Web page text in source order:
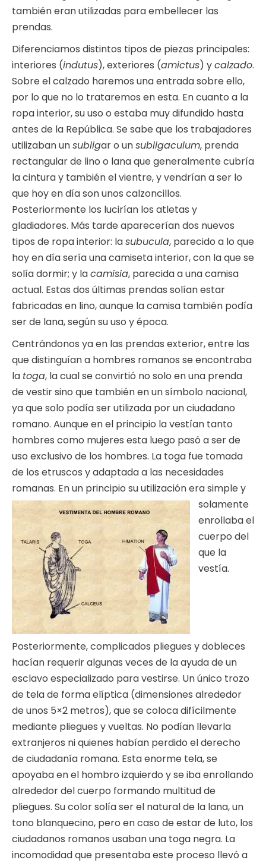
también eran utilizadas para embellecer las
prendas.
Diferenciamos distintos tipos de piezas principales:
interiores (indutus), exteriores (amictus) ycalzado.
Sobre el calzado haremos una entrada sobre ello,
por lo que no lo trataremos en esta. En cuanto a la
ropa interior, su uso o estaba muy difundido hasta
antes de la República. Se sabe que los trabajadores
utilizaban unsubligar o unsubligaculum, prenda
rectangular de lino o lana que generalmente cubría
la cintura y también el vientre, y vendrían a ser lo
que hoy en día son unos calzoncillos.
Posteriormente los lucirían los atletas y
gladiadores. Más tarde aparecerían dos nuevos
tipos de ropa interior: lasubucula, parecido a lo que
hoy en día sería una camiseta interior, con la que se
solía dormir; y lacamisia, parecida a una camisa
actual. Estas dos últimas prendas solían estar
fabricadas en lino, aunque la camisa también podía
ser de lana, según su uso y época.
Centrándonos ya en las prendas exterior, entre las
que distinguían a hombres romanos se encontraba
la toga, la cual se convirtió no solo en una prenda
de vestir sino que también en un símbolo nacional,
ya que solo podía ser utilizada por un ciudadano
romano. Aunque en el principio la vestían tanto
hombres como mujeres esta luego pasó a ser de
uso exclusivo de los hombres. La toga fue tomada
de los etruscos y adaptada a las necesidades
romanas. En un principio su utilización era simple y
solamente
enrollaba el
cuerpo del
que la
vestía.
Posteriormente, complicados pliegues y dobleces
hacían requerir algunas veces de la ayuda de un
esclavo especializado para vestirse. Un único trozo
de tela de forma elíptica (dimensiones alrededor
de unos 5×2 metros), que se coloca difícilmente
mediante pliegues y vueltas. No podían llevarla
extranjeros ni quienes habían perdido el derecho
de ciudadanía romana. Esta enorme tela, se
apoyaba en el hombro izquierdo y se iba enrollando
alrededor del cuerpo formando multitud de
pliegues. Su color solía ser el natural de la lana, un
tono blanquecino, pero en caso de estar de luto, los
ciudadanos romanos usaban una toga negra. La
incomodidad que presentaba este proceso llevó a